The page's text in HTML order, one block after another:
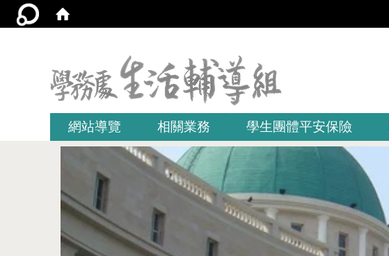
網站導覽 相關業務 學生團體平安保險